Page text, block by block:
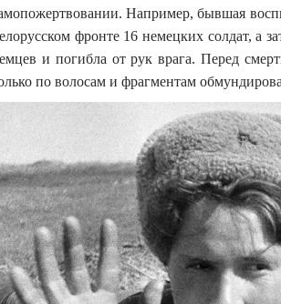
Например, бывшая
фронте 16 немецких солдат, а
и погибла от рук врага. Перед
по волосам и фрагментам